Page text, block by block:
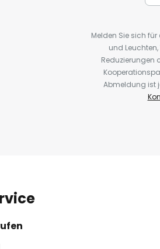
Melden Sie sich
und
Reduzierungen
Abmeldung ist